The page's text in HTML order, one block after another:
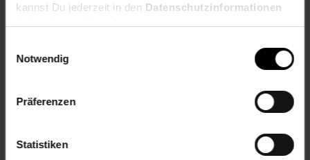
kannst Du jederzeit in den Datenschutzinformationen
ändern bzw. widerrufen.
Notwendig
Präferenzen
Statistiken
Netto Reisen TV-Shop Weinwelt
Karriere